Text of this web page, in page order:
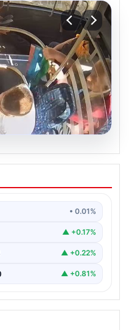
hayatı, şoför Sinan• 0.01%
▲ +0.17%
▲ +0.22%
▲ +0.81%